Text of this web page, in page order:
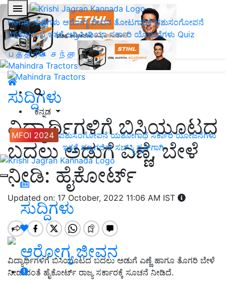
Home ಸುದ್ದಿಗಳು ಆರೋಗ್ಯ ಜೀವನ ತೋಟಗಾರಿಕೆಪಶುಸಂಗೋಪನೆ
ಯಶೋಗಾಥೆ ಇತರೆ ಅಗ್ರಿಪೀಡಿಯಾ ಸರ್ಕಾರಿ ಯೋಜನೆಗಳು Quiz
பத்திரிகை சந்தா
ಕನ್ನಡ
MFOI 2024 ಪಶುಸಂಗೋಪನೆ ಯಶೋಗಾಥೆ ಸರ್ಕಾರಿ ಯೋಜನೆಗಳು
ಇತರೆ ಮ್ಯಾಗಜಿನ್‌ ಸಬ್‌ಸ್ಕ್ರಿಪ್ಷನ್‌ಗಾಗಿ
ಸುದ್ದಿಗಳು
ಆರೋಗ್ಯ ಜೀವನ
ಸುದ್ದಿಗಳು
ವಿದ್ಯಾರ್ಥಿಗಳಿಗೆ ಬಿಸಿಯೂಟದ
ಬದಲು ಅಡುಗೆ ಎಣ್ಣೆ, ಬೇಳೆ
ನೀಡಿ: ಹೈಕೋರ್ಟ್
Updated on: 17 October, 2022 11:06 AM IST
ವಿದ್ಯಾರ್ಥಿಗಳಿಗೆ ಬಿಸಿಯೂಟದ ಬದಲು ಅಡುಗೆ ಎಣ್ಣೆ ಹಾಗೂ ತೊಗರಿ ಬೇಳೆ
ನೀಡುವಂತೆ ಹೈಕೋರ್ಟ್ ರಾಜ್ಯ ಸರ್ಕಾರಕ್ಕೆ ಸೂಚನೆ ನೀಡಿದೆ.